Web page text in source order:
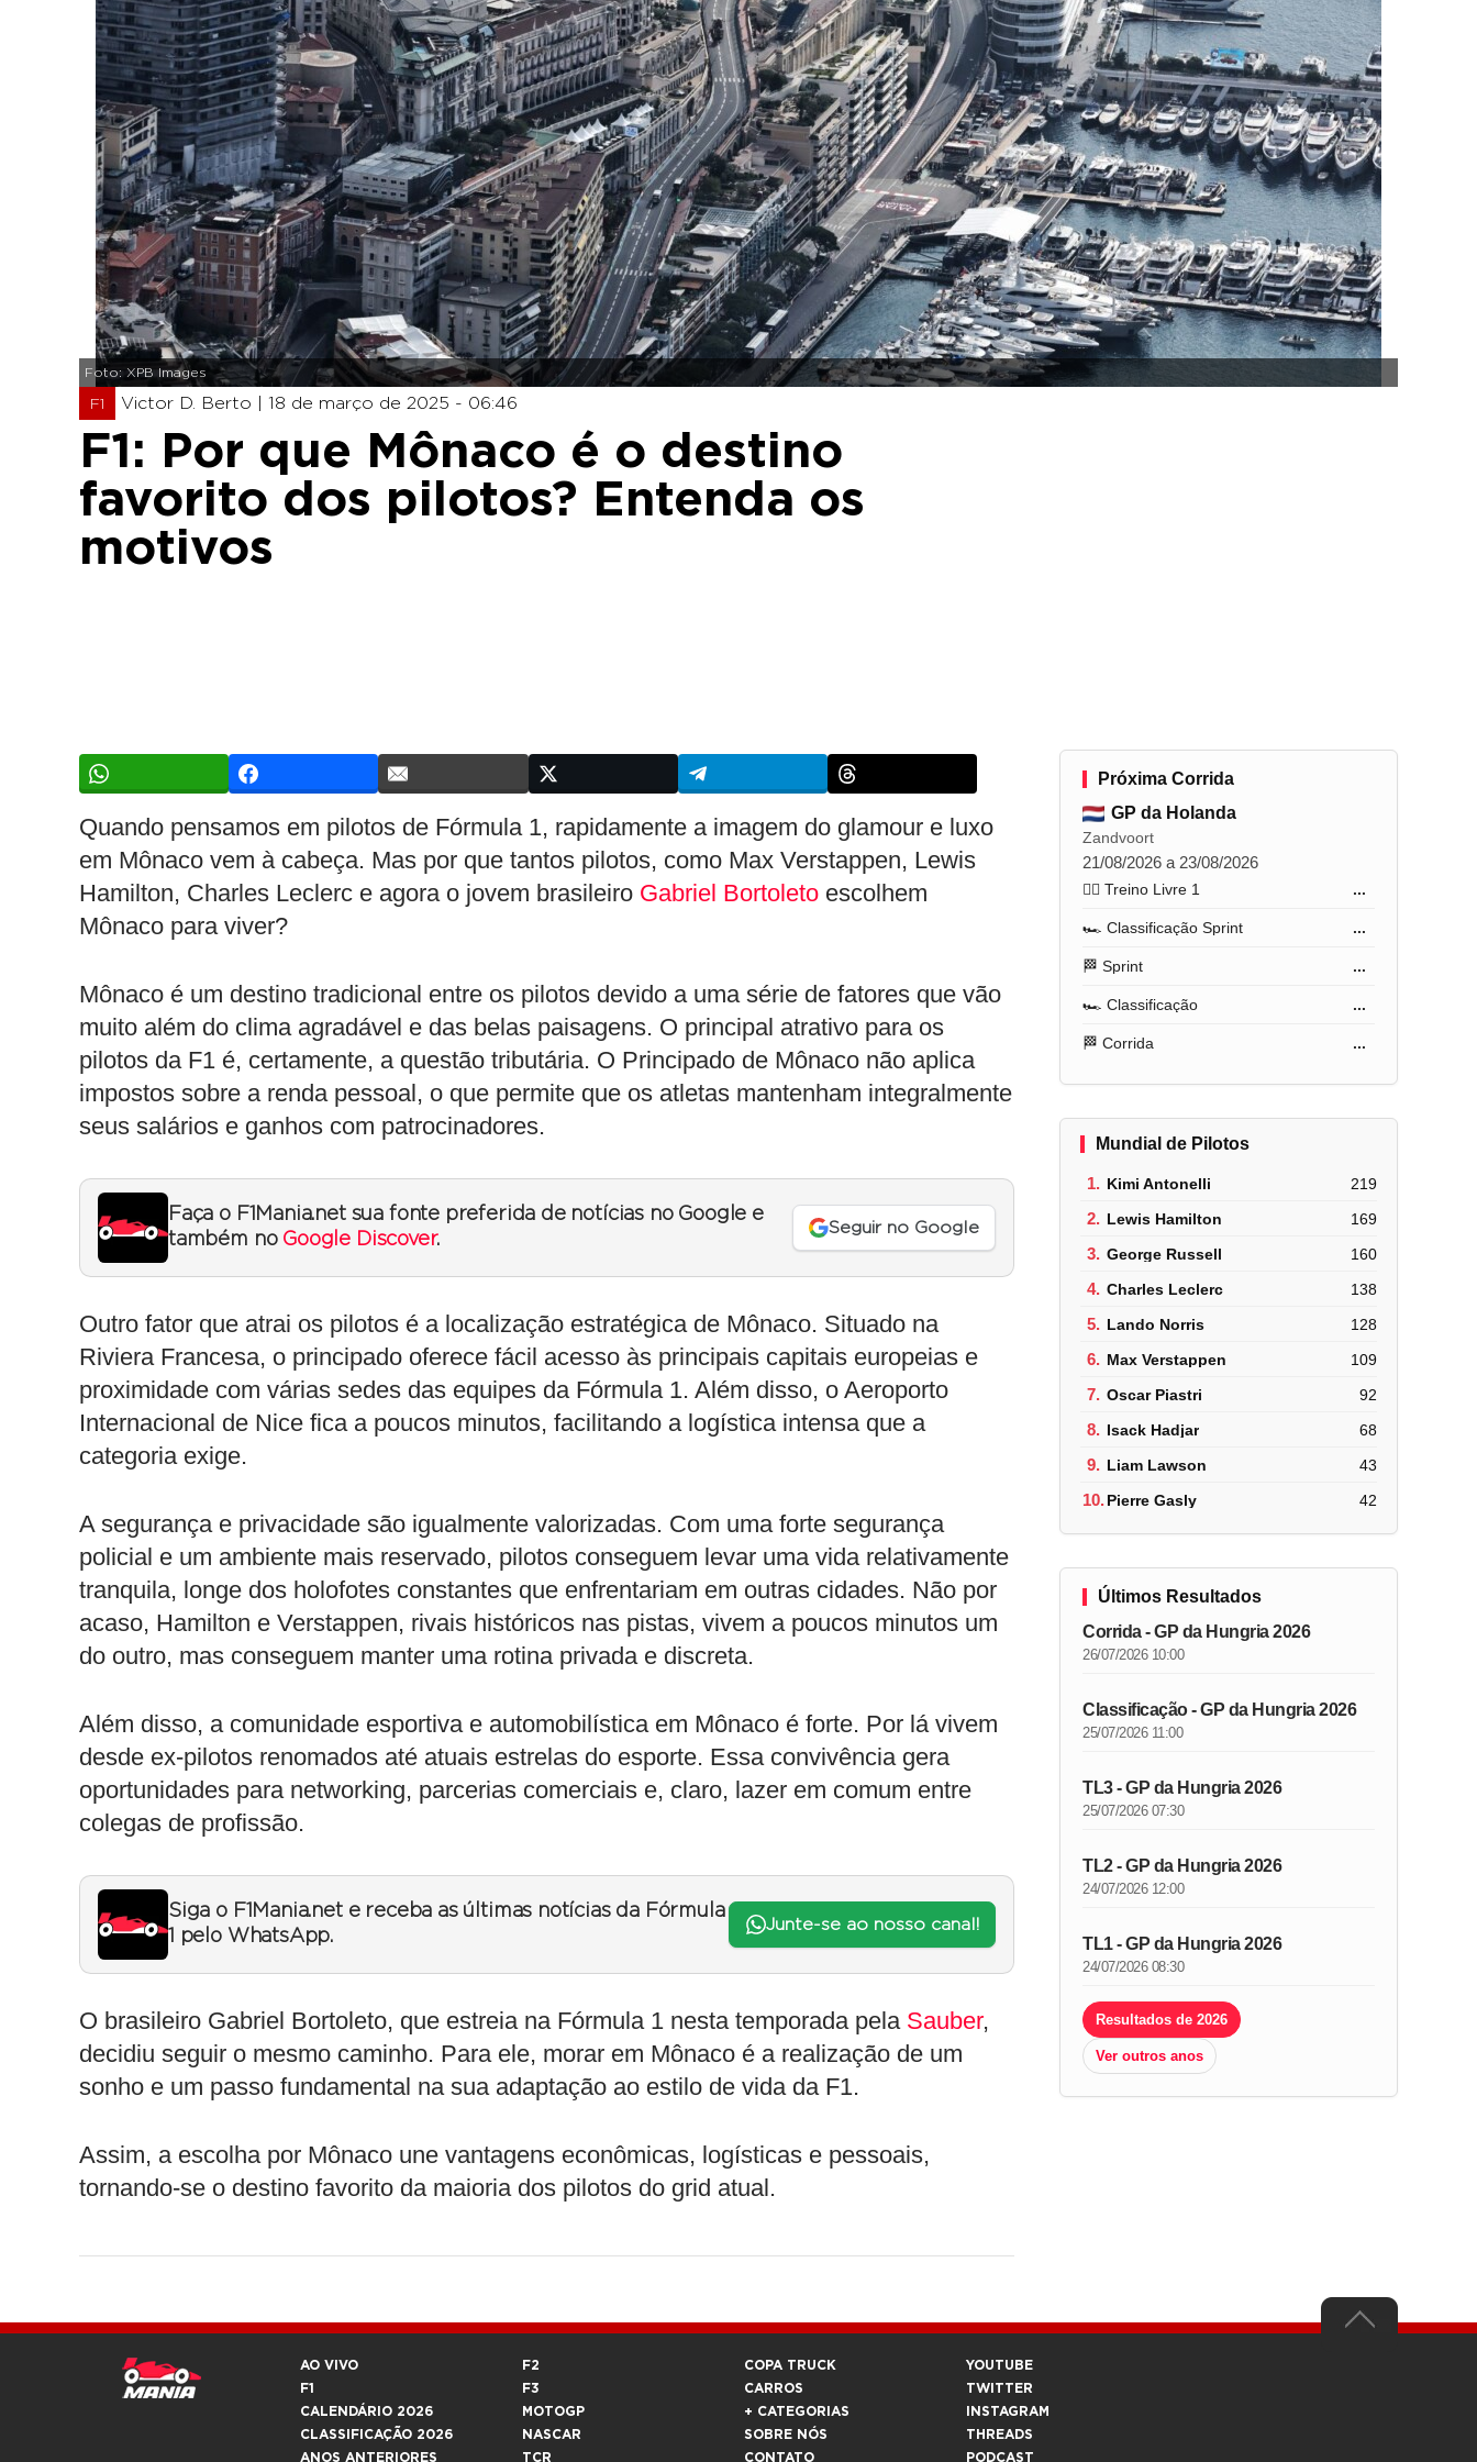
Foto: XPB Images
F1 Victor D. Berto | 18 de março de 2025 - 06:46
F1: Por que Mônaco é o destino
favorito dos pilotos? Entenda os
motivos
Quando pensamos em pilotos de Fórmula 1, rapidamente a imagem do glamour e luxo
em Mônaco vem à cabeça. Mas por que tantos pilotos, como Max Verstappen, Lewis
Hamilton, Charles Leclerc e agora o jovem brasileiro Gabriel Bortoleto escolhem
Mônaco para viver?
Mônaco é um destino tradicional entre os pilotos devido a uma série de fatores que vão
muito além do clima agradável e das belas paisagens. O principal atrativo para os
pilotos da F1 é, certamente, a questão tributária. O Principado de Mônaco não aplica
impostos sobre a renda pessoal, o que permite que os atletas mantenham integralmente
seus salários e ganhos com patrocinadores.
Faça o F1Mania.net sua fonte preferida de notícias no Google e
também no Google Discover.
Seguir no Google
Outro fator que atrai os pilotos é a localização estratégica de Mônaco. Situado na
Riviera Francesa, o principado oferece fácil acesso às principais capitais europeias e
proximidade com várias sedes das equipes da Fórmula 1. Além disso, o Aeroporto
Internacional de Nice fica a poucos minutos, facilitando a logística intensa que a
categoria exige.
A segurança e privacidade são igualmente valorizadas. Com uma forte segurança
policial e um ambiente mais reservado, pilotos conseguem levar uma vida relativamente
tranquila, longe dos holofotes constantes que enfrentariam em outras cidades. Não por
acaso, Hamilton e Verstappen, rivais históricos nas pistas, vivem a poucos minutos um
do outro, mas conseguem manter uma rotina privada e discreta.
Além disso, a comunidade esportiva e automobilística em Mônaco é forte. Por lá vivem
desde ex-pilotos renomados até atuais estrelas do esporte. Essa convivência gera
oportunidades para networking, parcerias comerciais e, claro, lazer em comum entre
colegas de profissão.
Siga o F1Mania.net e receba as últimas notícias da Fórmula
1 pelo WhatsApp.
Junte-se ao nosso canal!
O brasileiro Gabriel Bortoleto, que estreia na Fórmula 1 nesta temporada pela Sauber,
decidiu seguir o mesmo caminho. Para ele, morar em Mônaco é a realização de um
sonho e um passo fundamental na sua adaptação ao estilo de vida da F1.
Assim, a escolha por Mônaco une vantagens econômicas, logísticas e pessoais,
tornando-se o destino favorito da maioria dos pilotos do grid atual.
Próxima Corrida
GP da Holanda
Zandvoort
21/08/2026 a 23/08/2026
🏋️‍♂️ Treino Livre 1 ...
🏎️ Classificação Sprint ...
🏁 Sprint ...
🏎️ Classificação ...
🏁 Corrida ...
Mundial de Pilotos
1. Kimi Antonelli 219
2. Lewis Hamilton 169
3. George Russell 160
4. Charles Leclerc 138
5. Lando Norris 128
6. Max Verstappen 109
7. Oscar Piastri 92
8. Isack Hadjar 68
9. Liam Lawson 43
10.Pierre Gasly 42
Últimos Resultados
Corrida - GP da Hungria 2026
26/07/2026 10:00
Classificação - GP da Hungria 2026
25/07/2026 11:00
TL3 - GP da Hungria 2026
25/07/2026 07:30
TL2 - GP da Hungria 2026
24/07/2026 12:00
TL1 - GP da Hungria 2026
24/07/2026 08:30
Resultados de 2026
Ver outros anos
AO VIVO
F1
CALENDÁRIO 2026
CLASSIFICAÇÃO 2026
ANOS ANTERIORES
F2
F3
MOTOGP
NASCAR
TCR
COPA TRUCK
CARROS
+ CATEGORIAS
SOBRE NÓS
CONTATO
YOUTUBE
TWITTER
INSTAGRAM
THREADS
PODCAST